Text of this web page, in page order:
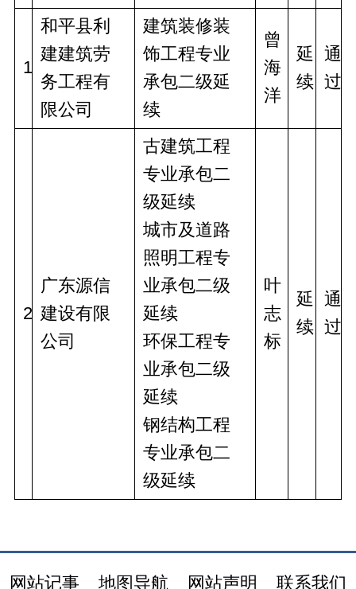
1
和平县利
建建筑劳
务工程有
限公司
建筑装修装
饰工程专业
承包二级延
续
曾
海
洋
延
续
通
过
2
广东源信
建设有限
公司
古建筑工程
专业承包二
级延续
城市及道路
照明工程专
业承包二级
延续
环保工程专
业承包二级
延续
钢结构工程
专业承包二
级延续
叶
志
标
延
续
通
过
网站记事 地图导航 网站声明 联系我们